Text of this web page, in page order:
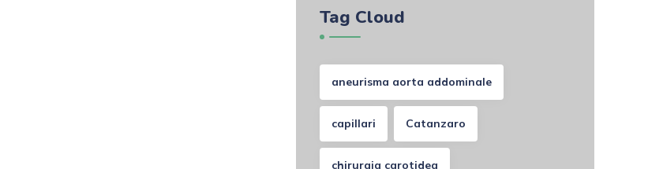
Tag Cloud
aneurisma aorta addominale
capillari Catanzaro
chirurgia carotidea